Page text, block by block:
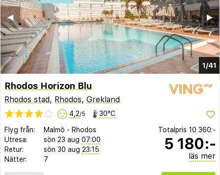
1/41
▶︎
◀︎
Rhodos Horizon Blu
Rhodos stad, Rhodos, Grekland
4,2/5 30°C
Flyg från: Malmö - Rhodos
Utresa:
sön 23 aug 07:00
Retur:
sön 30 aug 23:15
Nätter:
7
Totalpris 10 360:-
5 180:-
läs mer